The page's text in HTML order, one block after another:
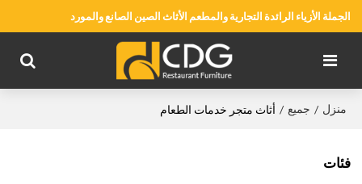
الجملة الأزياء الرائدة التجارية والمطعم الأثاث الصين الصانع والمورد
منزل / جميع / أثاث متجر خدمات الطعام
فئات